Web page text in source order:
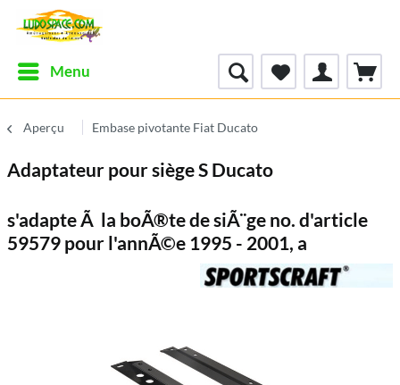
Menu
Aperçu Embase pivotante Fiat Ducato
Adaptateur pour siège S Ducato
s'adapte Ã la boÃ®te de siÃ¨ge no. d'article
59579 pour l'annÃ©e 1995 - 2001, a